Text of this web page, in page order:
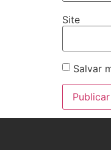
Site
Salvar